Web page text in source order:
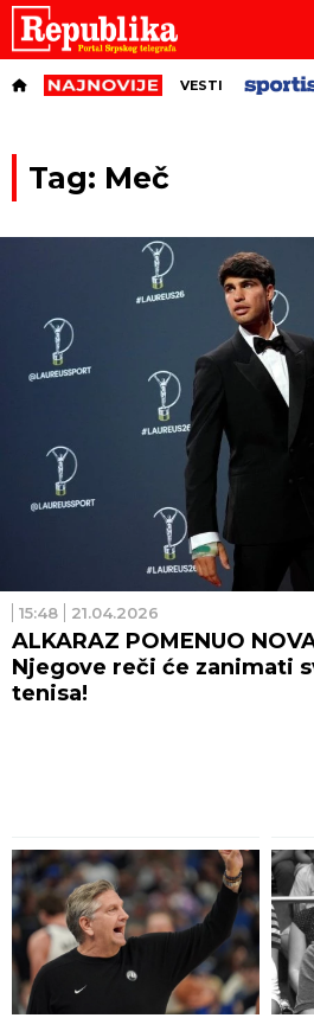
VESTI
Tag: Meč
15:48 21.04.2026
ALKARAZ POMENUO
Njegove reči će zanimati
tenisa!